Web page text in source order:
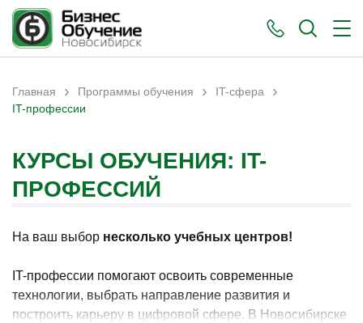
Вы здесь
Главная › Программы обучения › IT-сфера ›
IT-профессии
КУРСЫ ОБУЧЕНИЯ: IT-
ПРОФЕССИЙ
На ваш выбор несколько учебных центров!
IT-профессии помогают освоить современные
технологии, выбрать направление развития и
построить карьеру в цифровой сфере. В Новосибирске